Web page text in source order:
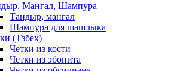
Мангал, Шампура
Тандыр, мангал
Шампура для шашлыка
(Тзбех)
Четки из кости
Четки из эбонита